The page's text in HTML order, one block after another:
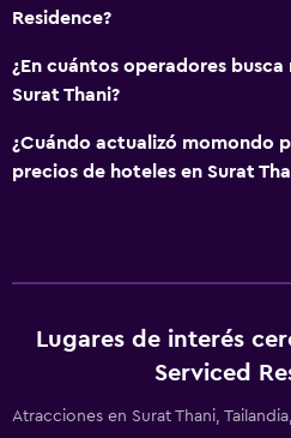
Residence?
¿En cuántos operadores
Surat Thani?
¿Cuándo actualizó momondo
precios de hoteles en Surat
Lugares de interés
Serviced
Atracciones en Surat Thani,